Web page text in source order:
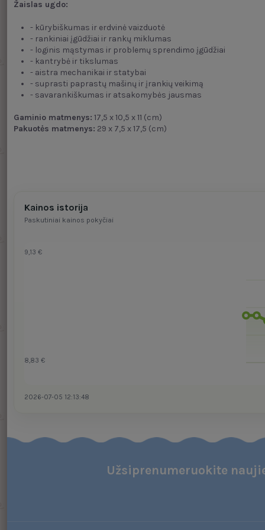
Žaislas ugdo:
- kūrybiškumas ir erdvinė vaizduotė
- rankiniai įgūdžiai ir rankų miklumas
- loginis mąstymas ir problemų sprendimo įgūdžiai
- kantrybė ir tikslumas
- aistra mechanikai ir statybai
- suprasti paprastų mašinų ir įrankių veikimą
- savarankiškumas ir atsakomybės jausmas
Gaminio matmenys: 17,5 x 10,5 x 11 (cm)
Pakuotės matmenys: 29 x 7,5 x 17,5 (cm)
Kainos istorija
Paskutiniai kainos pokyčiai
9,13 €
8,83 €
2026-07-05 12:13:48
Užsiprenumeruokite